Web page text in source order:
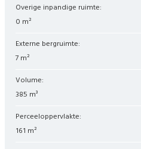
Overige inpandige ruimte:
0 m²
Externe bergruimte:
7 m²
Volume:
385 m³
Perceeloppervlakte:
161 m²